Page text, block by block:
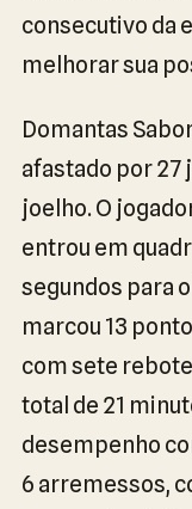
consecutivo da
melhorar sua
Domantas
afastado por 27
joelho. O
entrou em
segundos para
marcou 13
com sete
total de 21
desempenho
6 arremessos,